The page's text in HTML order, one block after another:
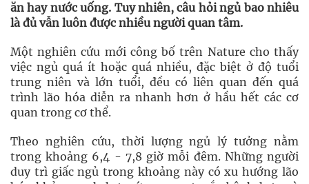
ăn hay nước uống. Tuy nhiên, câu hỏi ngủ bao nhiêu
là đủ vẫn luôn được nhiều người quan tâm.
Một nghiên cứu mới công bố trên Nature cho thấy
việc ngủ quá ít hoặc quá nhiều, đặc biệt ở độ tuổi
trung niên và lớn tuổi, đều có liên quan đến quá
trình lão hóa diễn ra nhanh hơn ở hầu hết các cơ
quan trong cơ thể.
Theo nghiên cứu, thời lượng ngủ lý tưởng nằm
trong khoảng 6,4 - 7,8 giờ mỗi đêm. Những người
duy trì giấc ngủ trong khoảng này có xu hướng lão